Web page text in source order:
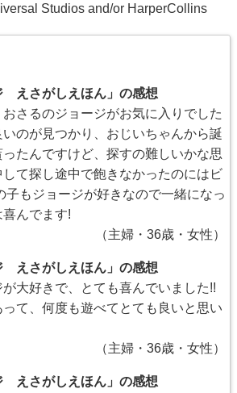
Studios and/or HarperCollins
えさがしえほん」の感想
さるのジョージがお気に入りでした
のが見つかり、おじいちゃんから誕
たんですけど、探すの難しいかな思
て探し途中で飽きなかったのにはビ
子もジョージが好きなので一緒になっ
んでます!
（主婦・36歳・女性）
えさがしえほん」の感想
大好きで、とても喜んでいました!!
て、何度も遊べてとても良いと思い
（主婦・36歳・女性）
えさがしえほん」の感想